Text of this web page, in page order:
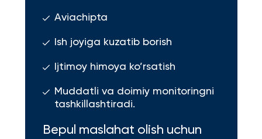
Aviachipta
Ish joyiga kuzatib borish
Ijtimoy himoya ko’rsatish
Muddatli va doimiy monitoringni
tashkillashtiradi.
Bepul maslahat olish uchun